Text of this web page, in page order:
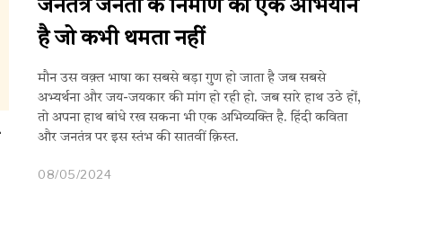
जनतंत्र जनता के निर्माण का एक अभियान
है जो कभी थमता नहीं
मौन उस वक़्त भाषा का सबसे बड़ा गुण हो जाता है जब सबसे
अभ्यर्थना और जय-जयकार की मांग हो रही हो. जब सारे हाथ उठे हों,
तो अपना हाथ बांधे रख सकना भी एक अभिव्यक्ति है. हिंदी कविता
और जनतंत्र पर इस स्तंभ की सातवीं क़िस्त.
08/05/2024